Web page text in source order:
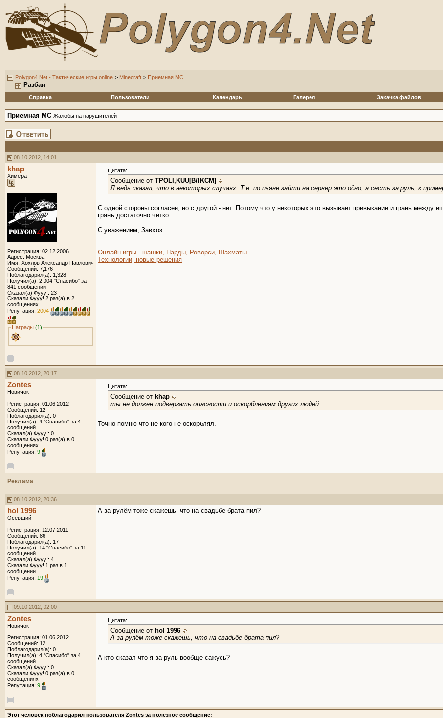
Polygon4.Net - Тактические игры online > Minecraft > Приемная MC
Разбан
Справка Пользователи Календарь Галерея Закачка файлов
Приемная MC Жалобы на нарушителей
08.10.2012, 14:01
khap
Химера
Регистрация: 02.12.2006
Адрес: Москва
Имя: Хохлов Александр Павлович
Сообщений: 7,176
Поблагодарил(а): 1,328
Получил(а): 2,004 "Спасибо" за
841 сообщений
Сказал(а) Фууу!: 23
Сказали Фууу! 2 раз(а) в 2
сообщениях
Репутация: 2004
Награды (1)
Цитата:
Сообщение от TPOLI,KUU[B/IKCM]
Я ведь сказал, что в некоторых случаях. Т.е. по пьяне зайти на сервер это одно, а сесть за руль, к
С одной стороны согласен, но с другой - нет. Потому что у некоторых это вызывает привыкание и грань
грань достаточно четко.
C уважением, Завхоз.
Онлайн игры - шашки, Нарды, Реверси, Шахматы
Технологии, новые решения
08.10.2012, 20:17
Zontes
Новичок
Регистрация: 01.06.2012
Сообщений: 12
Поблагодарил(а): 0
Получил(а): 4 "Спасибо" за 4
сообщений
Сказал(а) Фууу!: 0
Сказали Фууу! 0 раз(а) в 0
сообщениях
Репутация: 9
Цитата:
Сообщение от khap
ты не должен подвергать опасности и оскорблениям других людей
Точно помню что не кого не оскорблял.
Реклама
08.10.2012, 20:36
hol 1996
Осевший
Регистрация: 12.07.2011
Сообщений: 86
Поблагодарил(а): 17
Получил(а): 14 "Спасибо" за 11
сообщений
Сказал(а) Фууу!: 4
Сказали Фууу! 1 раз в 1
сообщении
Репутация: 19
А за рулём тоже скажешь, что на свадьбе брата пил?
09.10.2012, 02:00
Zontes
Новичок
Регистрация: 01.06.2012
Сообщений: 12
Поблагодарил(а): 0
Получил(а): 4 "Спасибо" за 4
сообщений
Сказал(а) Фууу!: 0
Сказали Фууу! 0 раз(а) в 0
сообщениях
Репутация: 9
Цитата:
Сообщение от hol 1996
А за рулём тоже скажешь, что на свадьбе брата пил?
А кто сказал что я за руль вообще сажусь?
Этот человек поблагодарил пользователя Zontes за полезное сообщение: